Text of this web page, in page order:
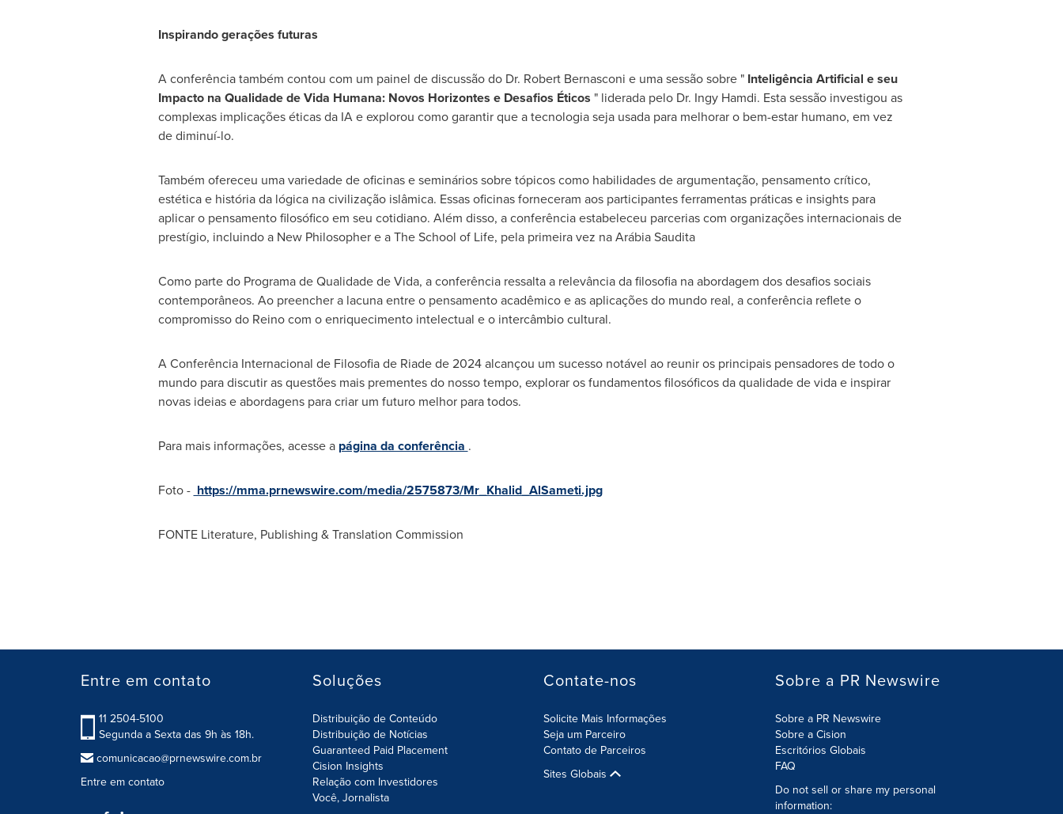
Inspirando gerações futuras
A conferência também contou com um painel de discussão do Dr. Robert Bernasconi e uma sessão sobre "Inteligência Artificial e seu
Impacto na Qualidade deVida Humana: Novos Horizontes e Desafios Éticos " liderada pelo Dr. Ingy Hamdi. Esta sessão investigou as
complexas implicações éticas da IA e explorou como garantir que a tecnologia seja usada para melhorar o bem-estar humano, em vez
de diminuí-lo.
Também ofereceu uma variedade de oficinas e seminários sobre tópicos como habilidades de argumentação, pensamento crítico,
estética e história da lógica na civilização islâmica. Essas oficinas forneceram aos participantes ferramentas práticas e insights para
aplicar o pensamento filosófico em seu cotidiano. Além disso, a conferência estabeleceu parcerias com organizações internacionais de
prestígio, incluindo a New Philosopher e a The School of Life, pela primeira vez na Arábia Saudita
Como parte do Programa de Qualidade de Vida, a conferência ressalta a relevância da filosofia na abordagem dos desafios sociais
contemporâneos. Ao preencher a lacuna entre o pensamento acadêmico e as aplicações do mundo real, a conferência reflete o
compromisso do Reino com o enriquecimento intelectual e o intercâmbio cultural.
A Conferência Internacional de Filosofia de Riade de 2024 alcançou um sucesso notável ao reunir os principais pensadores de todo o
mundo para discutir as questões mais prementes do nosso tempo, explorar os fundamentos filosóficos da qualidade de vida e inspirar
novas ideias e abordagens para criar um futuro melhor para todos.
Para mais informações, acesse a página da conferência .
Foto - https://mma.prnewswire.com/media/2575873/Mr_Khalid_AlSameti.jpg
FONTE Literature, Publishing & Translation Commission
Entre em contato
11 2504-5100
Segunda a Sexta das 9h às 18h.
comunicacao@prnewswire.com.br
Entre em contato
Soluções
Distribuição de Conteúdo
Distribuição de Notícias
Guaranteed Paid Placement
Cision Insights
Relação com Investidores
Você, Jornalista
Contate-nos
Solicite Mais Informações
Seja um Parceiro
Contato de Parceiros
Sites Globais
Sobre a PR Newswire
Sobre a PR Newswire
Sobre a Cision
Escritórios Globais
FAQ
Do not sell or share my personal
information: